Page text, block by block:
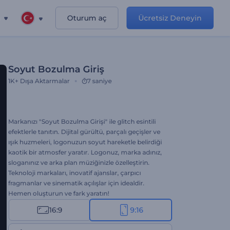
Oturum aç Ücretsiz Deneyin
Soyut Bozulma Giriş
1K+ Dışa Aktarmalar 7 saniye
Markanızı "Soyut Bozulma Girişi" ile glitch esintili
efektlerle tanıtın. Dijital gürültü, parçalı geçişler ve
ışık huzmeleri, logonuzun soyut hareketle belirdiği
kaotik bir atmosfer yaratır. Logonuz, marka adınız,
sloganınız ve arka plan müziğinizle özelleştirin.
Teknoloji markaları, inovatif ajanslar, çarpıcı
fragmanlar ve sinematik açılışlar için idealdir.
Hemen oluşturun ve fark yaratın!
16:9 9:16